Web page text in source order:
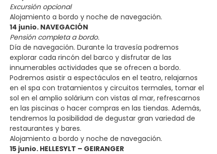
Excursión opcional
Alojamiento a bordo y noche de navegación.
14 junio. NAVEGACIÓN
Pensión completa a bordo.
Día de navegación. Durante la travesía podremos
explorar cada rincón del barco y disfrutar de las
innumerables actividades que se ofrecen a bordo.
Podremos asistir a espectáculos en el teatro, relajarnos
en el spa con tratamientos y circuitos termales, tomar el
sol en el amplio solárium con vistas al mar, refrescarnos
en las piscinas o hacer compras en las tiendas. Además,
tendremos la posibilidad de degustar gran variedad de
restaurantes y bares.
Alojamiento a bordo y noche de navegación.
15 junio. HELLESYLT – GEIRANGER